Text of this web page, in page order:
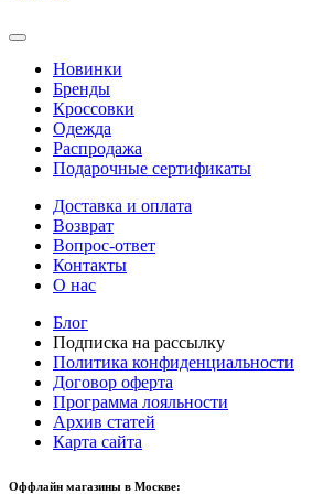
Новинки
Бренды
Кроссовки
Одежда
Распродажа
Подарочные сертификаты
Доставка и оплата
Возврат
Вопрос-ответ
Контакты
О нас
Блог
Подписка на рассылку
Политика конфиденциальности
Договор оферта
Программа лояльности
Архив статей
Карта сайта
Оффлайн магазины в Москве: